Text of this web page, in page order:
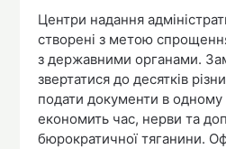
Центри надання
створені з метою
з державними органами.
звертатися до десятків
подати документи в
економить час, нерви та
бюрократичної тяганини.